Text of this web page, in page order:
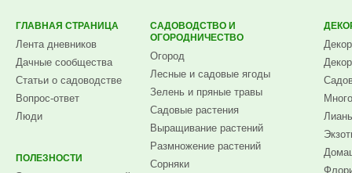
ГЛАВНАЯ СТРАНИЦА
Лента дневников
Дачные сообщества
Статьи о садоводстве
Вопрос-ответ
Люди
ПОЛЕЗНОСТИ
САДОВОДСТВО И
ОГОРОДНИЧЕСТВО
Огород
Лесные и садовые ягоды
Зелень и пряные травы
Садовые растения
Выращивание растений
Размножение растений
Сорняки